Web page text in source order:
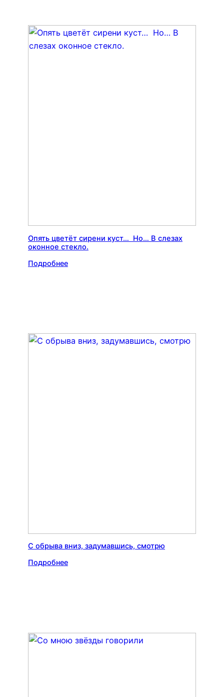
Опять цветёт сирени куст… Но… В слезах
оконное стекло.
Подробнее
С обрыва вниз, задумавшись, смотрю
Подробнее